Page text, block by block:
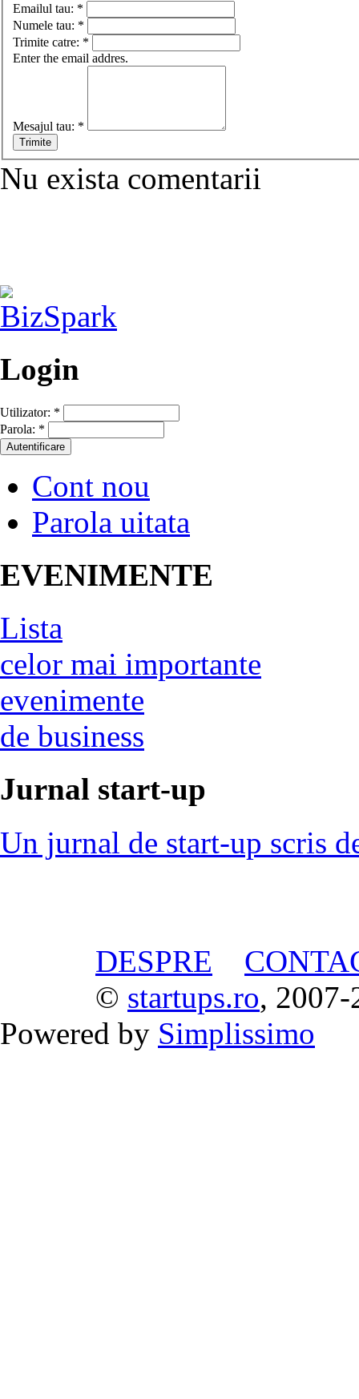
Emailul tau: *
Numele tau: *
Trimite catre: *
Enter the email addres.
Mesajul tau: *
Nu exista comentarii
Login
Utilizator: *
Parola: *
Cont nou
Parola uitata
EVENIMENTE
Lista
celor mai importante
evenimente
de business
Jurnal start-up
Un jurnal de start-up scris
DESPRE
© startups.ro, 2007-
Powered by Simplissimo